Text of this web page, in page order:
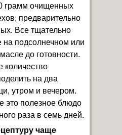
грамм очищенных
предварительно
Все тщательно
на подсолнечном или
до готовности.
количество
на два
утром и вечером.
это полезное блюдо
раза в семь дней.
чаще